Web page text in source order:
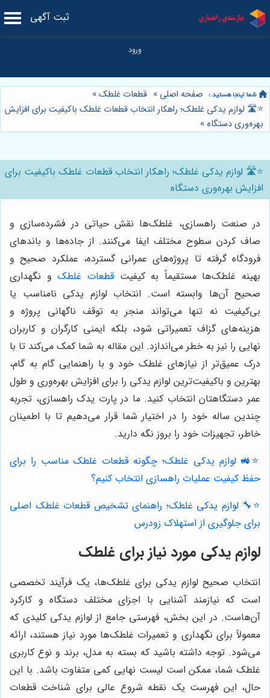
ثبت آگهی
صفحه اصلی » قطعات غلطک»
⭐️🛣️ لوازم یدکی غلطک؛ راهکار انتخاب قطعات غلطک باکیفیت برای افزایش
بهره‌وری دستگاه»
⭐️🛣️ لوازم یدکی غلطک؛ راهکار انتخاب قطعات غلطک باکیفیت برای
افزایش بهره‌وری دستگاه
در صنعت راهسازی، غلطک‌ها نقش حیاتی در فشرده‌سازی و
صاف کردن سطوح مختلف ایفا می‌کنند. از جاده‌ها و باندهای
فرودگاه گرفته تا پروژه‌های عمرانی گسترده، عملکرد صحیح و
بهینه غلطک‌ها مستقیماً به کیفیتقطعات غلطکو نگهداری
صحیح آن‌ها وابسته است. انتخاب لوازم یدکی نامناسب یا
بی‌کیفیت نه تنها می‌تواند منجر به توقف ناگهانی پروژه و
هزینه‌های گزاف تعمیراتی شود، بلکه ایمنی کارگران و کاربران
نهایی را نیز به خطر می‌اندازد. این مقاله به شما کمک می‌کند تا با
درک عمیق‌تر از نیازهای غلطک خود و با راهنمایی گام به گام،
بهترین و باکیفیت‌ترین لوازم یدکی را برای افزایش بهره‌وری و طول
عمر دستگاهتان انتخاب کنید. ما در پارت یدک راهسازی، تجربه
چندین ساله خود را در اختیار شما قرار می‌دهیم تا با اطمینان
خاطر، تجهیزات خود را بروز نگه دارید.
⭐️🚜 لوازم یدکی غلطک؛ چگونه قطعات غلطک مناسب را برای
حفظ کیفیت عملیات راهسازی انتخاب کنیم؟
⭐️🔧 لوازم یدکی غلطک؛ راهنمای تشخیص قطعات غلطک اصلی
برای جلوگیری از استهلاک زودرس
لوازم یدکی مورد نیاز برای غلطک
انتخاب صحیح لوازم یدکی برای غلطک‌ها، یک فرآیند تخصصی
است که نیازمند آشنایی با اجزای مختلف دستگاه و کارکرد
آن‌هاست. در این بخش، فهرستی جامع از لوازم یدکی کلیدی که
معمولاً برای نگهداری و تعمیرات غلطک‌ها مورد نیاز هستند، ارائه
می‌شود. توجه داشته باشید که بسته به مدل، برند و نوع کاربری
غلطک شما، ممکن است لیست نهایی کمی متفاوت باشد. با این
حال، این فهرست یک نقطه شروع عالی برای شناخت قطعات